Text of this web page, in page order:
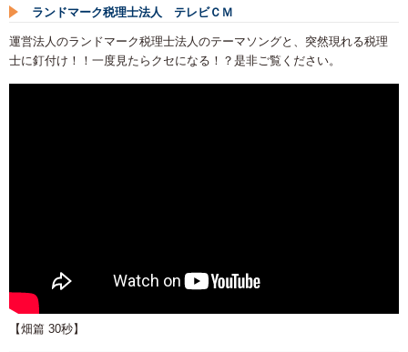
ランドマーク税理士法人 テレビＣＭ
運営法人のランドマーク税理士法人のテーマソングと、突然現れる税理
士に釘付け！！一度見たらクセになる！？是非ご覧ください。
【畑篇 30秒】